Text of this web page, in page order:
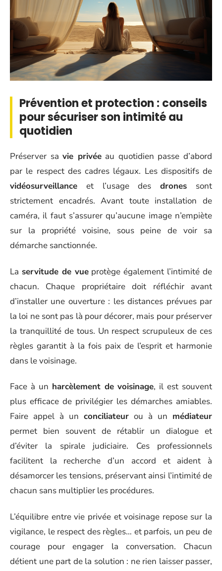
Prévention et protection : conseils
pour sécuriser son intimité au
quotidien
Préserver savie privéeau quotidien passe d’abord
par le respect des cadres légaux. Les dispositifs de
vidéosurveillance et l’usage desdrones sont
strictement encadrés. Avant toute installation de
caméra, il faut s’assurer qu’aucune image n’empiète
sur la propriété voisine, sous peine de voir sa
démarche sanctionnée.
La servitude de vueprotège également l’intimité de
chacun. Chaque propriétaire doit réfléchir avant
d’installer une ouverture : les distances prévues par
la loi ne sont pas là pour décorer, mais pour préserver
la tranquillité de tous. Un respect scrupuleux de ces
règles garantit à la fois paix de l’esprit et harmonie
dans le voisinage.
Face à un harcèlement de voisinage, il est souvent
plus efficace de privilégier les démarches amiables.
Faire appel à un conciliateur ou à un médiateur
permet bien souvent de rétablir un dialogue et
d’éviter la spirale judiciaire. Ces professionnels
facilitent la recherche d’un accord et aident à
désamorcer les tensions, préservant ainsi l’intimité de
chacun sans multiplier les procédures.
L’équilibre entre vie privée et voisinage repose sur la
vigilance, le respect des règles… et parfois, un peu de
courage pour engager la conversation. Chacun
détient une part de la solution : ne rien laisser passer,